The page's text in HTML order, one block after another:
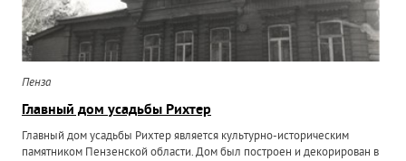
Пенза
Главный дом усадьбы Рихтер
Главный дом усадьбы Рихтер является культурно-историческим
памятником Пензенской области. Дом был построен и декорирован в